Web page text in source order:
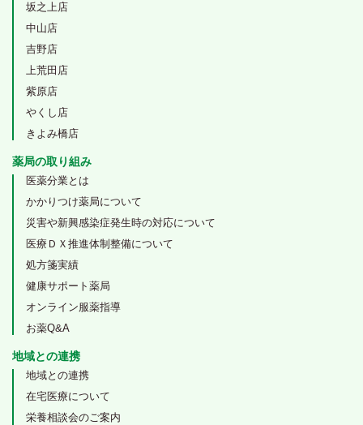
坂之上店
中山店
吉野店
上荒田店
紫原店
やくし店
きよみ橋店
薬局の取り組み
医薬分業とは
かかりつけ薬局について
災害や新興感染症発生時の対応について
医療ＤＸ推進体制整備について
処方箋実績
健康サポート薬局
オンライン服薬指導
お薬Q&A
地域との連携
地域との連携
在宅医療について
栄養相談会のご案内